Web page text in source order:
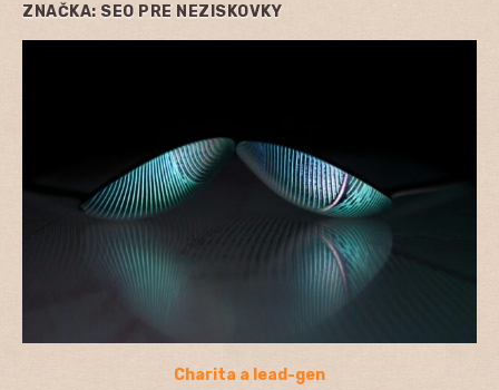
ZNAČKA: SEO PRE NEZISKOVKY
Charita a lead-gen